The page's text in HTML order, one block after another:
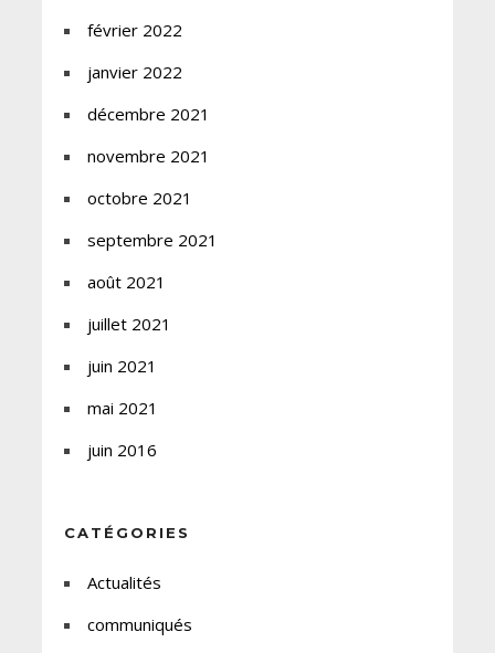
février 2022
janvier 2022
décembre 2021
novembre 2021
octobre 2021
septembre 2021
août 2021
juillet 2021
juin 2021
mai 2021
juin 2016
CATÉGORIES
Actualités
communiqués